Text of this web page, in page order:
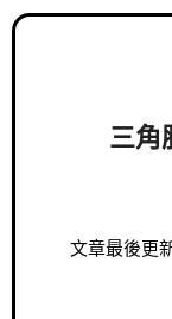
三角
文章最後更新於 2025 年 7 月 10 日 肩膀的問題，